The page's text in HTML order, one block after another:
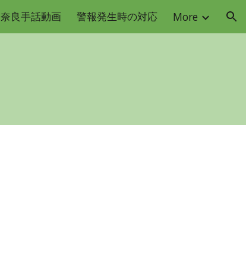
奈良手話動画 警報発生時の対応 More